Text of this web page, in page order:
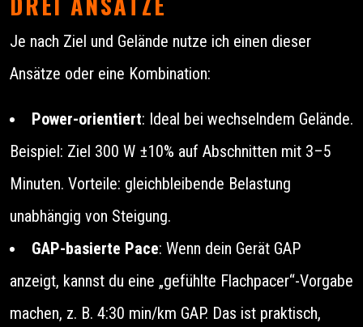
Je nach Ziel und Gelände nutze ich einen dieser
Ansätze oder eine Kombination:
Power-orientiert: Ideal bei wechselndem Gelände.
Beispiel: Ziel 300 W ±10% auf Abschnitten mit 3–5
Minuten. Vorteile: gleichbleibende Belastung
unabhängig von Steigung.
GAP-basierte Pace: Wenn dein Gerät GAP
anzeigt, kannst du eine „gefühlte Flachpacer“-Vorgabe
machen, z. B. 4:30 min/km GAP. Das ist praktisch,